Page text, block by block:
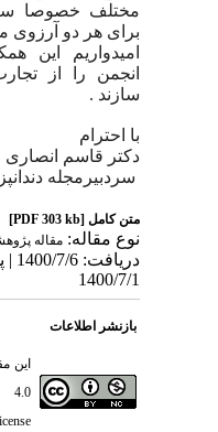
مختلف خصوصا
برای هر دو آرزوی
امیدواریم این
انجمن را از
سازند .
با احترام
دکتر قاسم انصاری
سردبیرمجله
متن کامل[PDF 303 kb]
نوع مقاله: مقاله
1400/7/1
بازنشر اطلاعات
این
4.0